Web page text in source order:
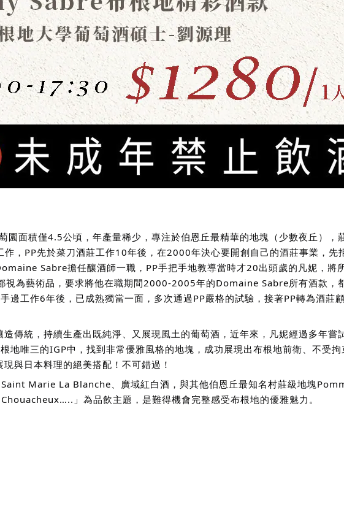
面積僅4.5公頃，年產量稀少，專注於伯恩丘最精華的地塊（少數夜丘），
，PP先於菜刀酒莊工作10年後，在2000年決心要開創自己的酒莊事業，先
Sabre擔任釀酒師一職，PP手把手地教導當時才20出頭歲的凡妮，將
視為藝術品，要求將他在職期間2000-2005年的Domaine Sabre所有酒款，
邊工作6年後，已成熟獨當一面，多次通過PP嚴格的試驗，接著PP轉為酒莊
傳統，持續生產出既純淨、又展現風土的葡萄酒，近年來，凡妮經過多年嘗
唯三的IGP中，找到非常優雅風格的地塊，成功展現出布根地前衛、不受
與日本料理的絕美搭配！不可錯過！
Marie La Blanche、廣域紅白酒，與其他伯恩丘最知名村莊級地塊
」為品飲主題，是難得機會完整感受布根地的優雅魅力。